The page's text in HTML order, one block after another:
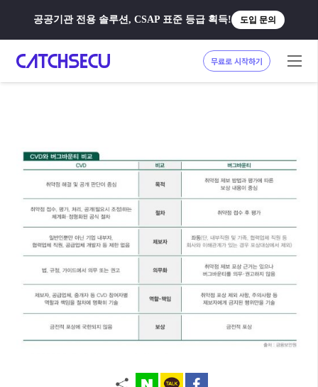
공공기관 전용 솔루션, CSAP 표준 등급 획득! 도입 문의
무료로 시작하기